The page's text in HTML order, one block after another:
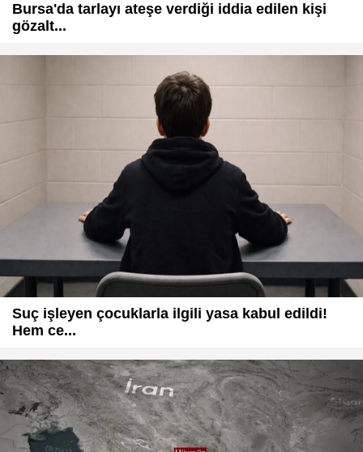
Bursa'da tarlayı ateşe verdiği iddia edilen kişi
gözalt...
Suç işleyen çocuklarla ilgili yasa kabul edildi!
Hem ce...